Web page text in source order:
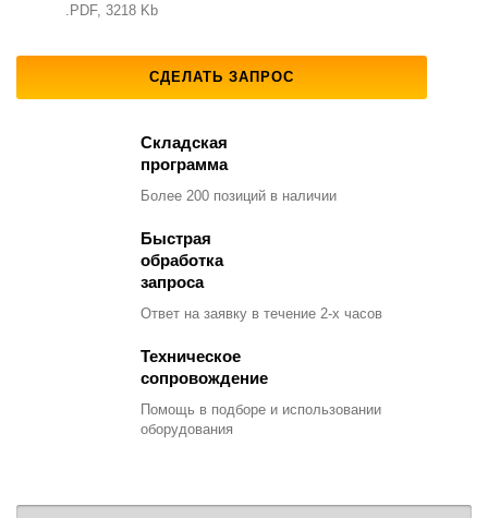
.PDF, 3218 Kb
СДЕЛАТЬ ЗАПРОС
Складская
программа
Более 200 позиций в наличии
Быстрая
обработка
запроса
Ответ на заявку в течение 2-х часов
Техническое
сопровождение
Помощь в подборе и использовании
оборудования